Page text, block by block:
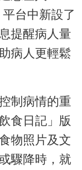
台中新設了
提醒病人量
病人更輕鬆
制病情的重
食日記」版
物照片及文
驟降時，就